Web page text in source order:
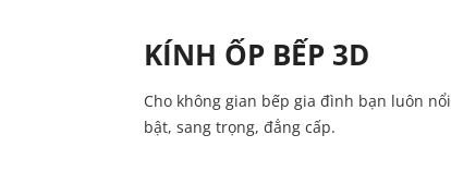
KÍNH ỐP BẾP 3D
Cho không gian bếp gia đình bạn luôn nổi
bật, sang trọng, đẳng cấp.